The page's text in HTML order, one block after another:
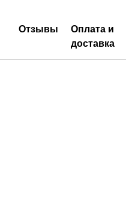
Отзывы
Оплата и
доставка